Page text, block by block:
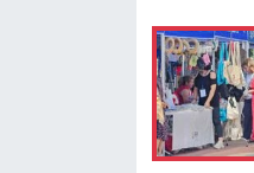
Jandarma